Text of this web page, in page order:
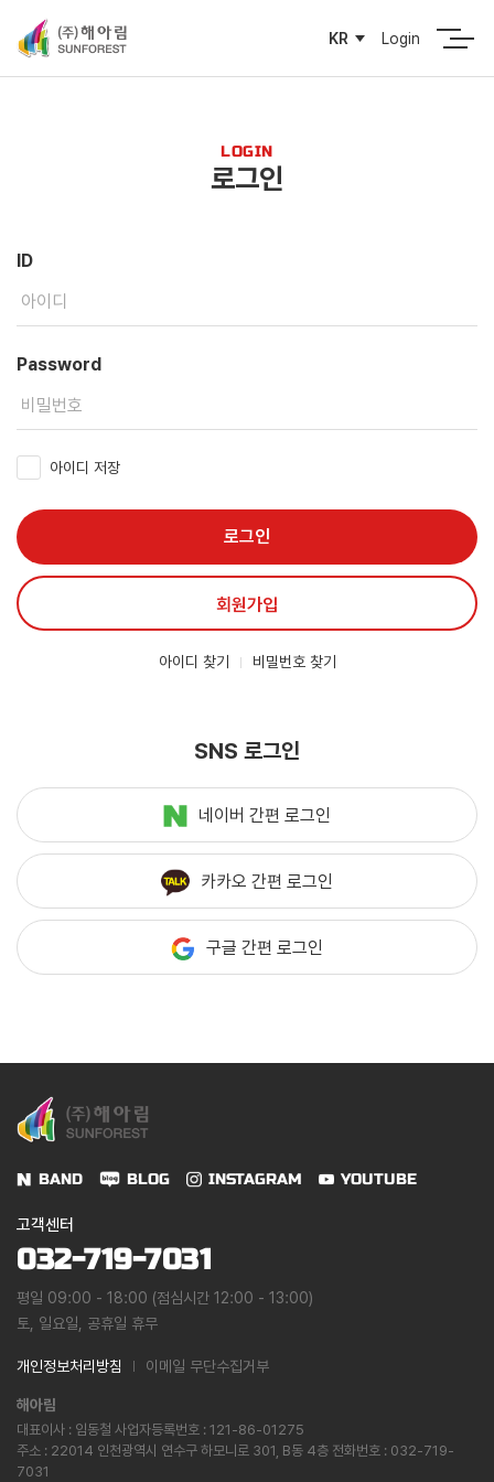
KR Login
LOGIN
로그인
ID
Password
아이디 저장
로그인
회원가입
아이디 찾기 비밀번호 찾기
SNS 로그인
네이버 간편 로그인
카카오 간편 로그인
구글 간편 로그인
BAND BLOG INSTAGRAM YOUTUBE
고객센터
032-719-7031
평일 09:00 - 18:00 (점심시간 12:00 - 13:00)
토, 일요일, 공휴일 휴무
개인정보처리방침 이메일 무단수집거부
해아림
대표이사 : 임동철 사업자등록번호 : 121-86-01275
주소 : 22014 인천광역시 연수구 하모니로 301, B동 4층 전화번호 : 032-719-
7031